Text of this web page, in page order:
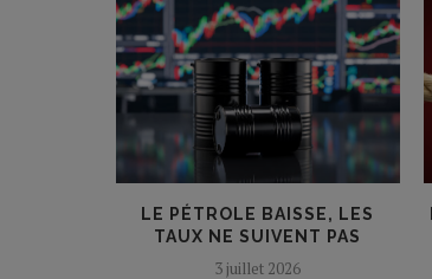
LE PÉTROLE BAISSE, LES
TAUX NE SUIVENT PAS
3 juillet 2026